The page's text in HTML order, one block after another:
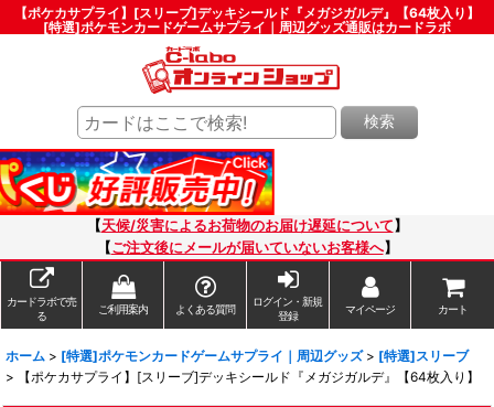
【ポケカサプライ】[スリーブ]デッキシールド『メガジガルデ』【64枚入り】
[特選]ポケモンカードゲームサプライ｜周辺グッズ通販はカードラボ
検索
【天候/災害によるお荷物のお届け遅延について 】
【ご注文後にメールが届いていないお客様へ】
カードラボで売
る
ご利用案内 よくある質問
ログイン・新規
登録
マイページ カート
ホーム > [特選]ポケモンカードゲームサプライ｜周辺グッズ > [特選]スリーブ
>
【ポケカサプライ】[スリーブ]デッキシールド『メガジガルデ』【64枚入り】